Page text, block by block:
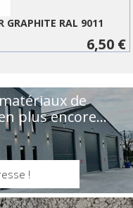
GRAPHITE RAL 9011
6,50 €
de
plus encore...
!